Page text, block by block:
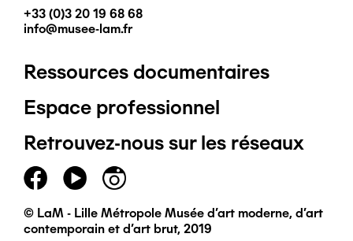
+33 (0)3 20 19 68 68
info@musee-lam.fr
Pied
de
page
principal
Ressources documentaires
Espace professionnel
Retrouvez-nous sur les réseaux
© LaM - Lille Métropole Musée d'art moderne, d'art
contemporain et d'art brut, 2019